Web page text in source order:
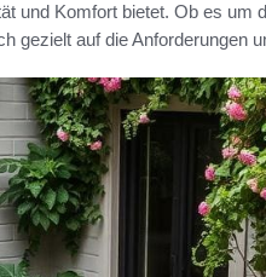
und Komfort bietet. Ob es um
gezielt auf die Anforderungen